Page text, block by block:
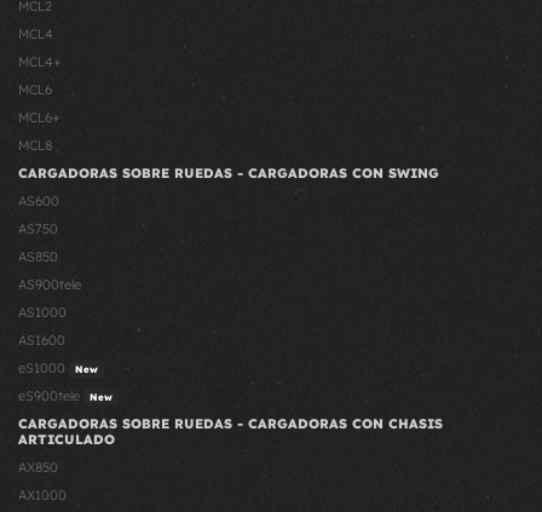
MCL2
MCL4
MCL4+
MCL6
MCL6+
MCL8
CARGADORAS SOBRE RUEDAS - CARGADORAS CON SWING
AS600
AS750
AS850
AS900tele
AS1000
AS1600
eS1000
New
eS900tele New
CARGADORAS SOBRE RUEDAS - CARGADORAS CON CHASIS
ARTICULADO
AX850
AX1000